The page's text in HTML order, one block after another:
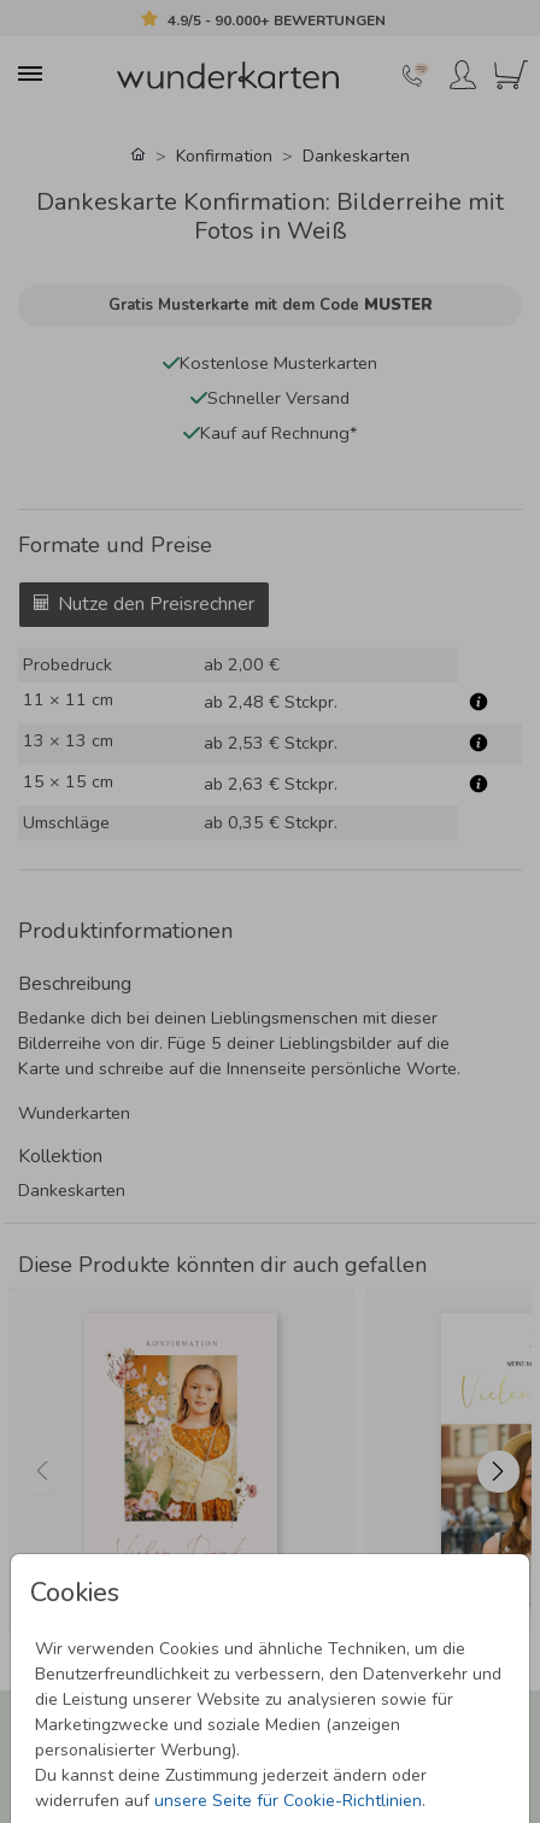
4.9/5 - 90.000+ BEWERTUNGEN
Cookies
Wir verwenden Cookies und ähnliche Techniken, um die
Benutzerfreundlichkeit zu verbessern, den Datenverkehr und
die Leistung unserer Website zu analysieren sowie für
Marketingzwecke und soziale Medien (anzeigen
personalisierter Werbung).
Du kannst deine Zustimmung jederzeit ändern oder
widerrufen aufunsere Seite für Cookie-Richtlinien.
Konfirmation Dankeskarten
Dankeskarte Konfirmation: Bilderreihe mit
Fotos in Weiß
Gratis Musterkarte mit dem Code MUSTER
Kostenlose Musterkarten
Schneller Versand
Kauf auf Rechnung*
Formate und Preise
Nutze den Preisrechner
Probedruck
ab 2,00 €
11 × 11 cm
ab 2,48 € Stckpr.
13 × 13 cm
ab 2,53 € Stckpr.
15 × 15 cm
ab 2,63 € Stckpr.
Umschläge
ab 0,35 € Stckpr.
Produktinformationen
Beschreibung
Bedanke dich bei deinen Lieblingsmenschen mit dieser
Bilderreihe von dir. Füge 5 deiner Lieblingsbilder auf die
Karte und schreibe auf die Innenseite persönliche Worte.
Wunderkarten
Kollektion
Dankeskarten
Diese Produkte könnten dir auch gefallen
Newsletter abonnieren und 5,00 € Rabatt**
sichern!
Melde Dich zu unserem Newsletter an und bleibe auf dem
Laufenden.